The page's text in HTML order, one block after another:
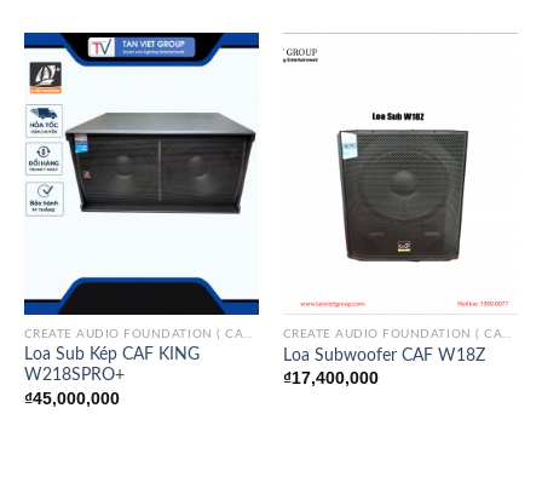
CREATE AUDIO FOUNDATION ( CAF)/ITALY
Loa Sub Kép CAF KING
W218SPRO+
₫45,000,000
CREATE AUDIO FOUNDATION ( CAF)/ITALY
Loa Subwoofer CAF W18Z
₫17,400,000